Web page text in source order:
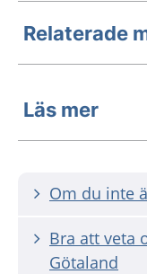
Relaterade
Läs mer
Om du inte
Bra att veta
Götaland